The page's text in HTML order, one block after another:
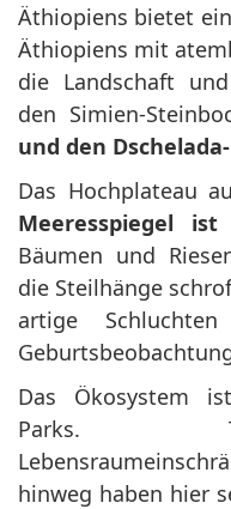
Äthiopiens bietet
Äthiopiens mit
die Landschaft
den Simien-
und den
Das Hochplateau
Meeresspiegel
Bäumen und
die Steilhänge
artige
Das Ökosystem
Parks.
hinweg haben hier